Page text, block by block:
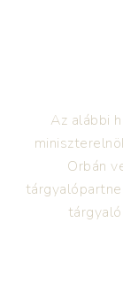
Az alábbi
Orbán